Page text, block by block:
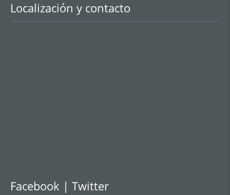
Localización y contacto
Facebook | Twitter